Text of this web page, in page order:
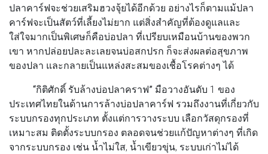
ปลาคาร์ฟจะช่วยเสริมฮวงจุ้ยได้อีกด้วย อย่างไรก็ตามแม้ปลา
คาร์ฟจะเป็นสัตว์ที่เลี้ยงไม่ยาก แต่สิ่งสำคัญที่ต้องดูแลและ
ใส่ใจมากเป็นพิเศษก็คือบ่อปลา ที่เปรียบเหมือนบ้านของพวก
เขา หากปล่อยปละละเลยจนบ่อสกปรก ก็จะส่งผลต่อสุขภาพ
ของปลา และกลายเป็นแหล่งสะสมของเชื้อโรคต่างๆ ได้
“กิติศักดิ์ รับล้างบ่อปลาคราฟ” มือวางอันดับ 1 ของ
ประเทศไทยในด้านการล้างบ่อปลาคาร์ฟ รวมถึงงานที่เกี่ยวกับ
ระบบกรองทุกประเภท ตั้งแต่การวางระบบ เลือกวัสดุกรองที่
เหมาะสม ติดตั้งระบบกรอง ตลอดจนช่วยแก้ปัญหาต่างๆ ที่เกิด
จากระบบกรอง เช่น น้ำไม่ใส, น้ำเขียวขุ่น, ระบบเก่าไม่ได้